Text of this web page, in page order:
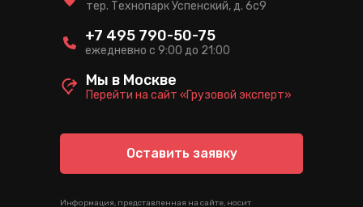
Оставить заявку
Информация, представленная на сайте, носит
тер. Технопарк Успенский, д. 6c9
ежедневно с 9:00 до 21:00
+7 495 790-50-75
Перейти на сайт «Грузовой эксперт»
Мы в Москве